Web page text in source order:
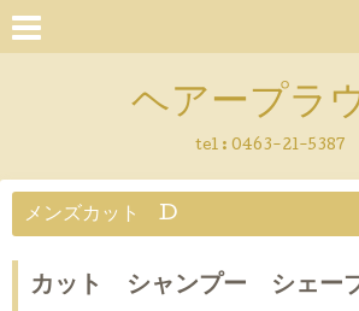
ヘアープラ
tel : 0463-21-5387
メンズカット D
カット シャンプー シェ